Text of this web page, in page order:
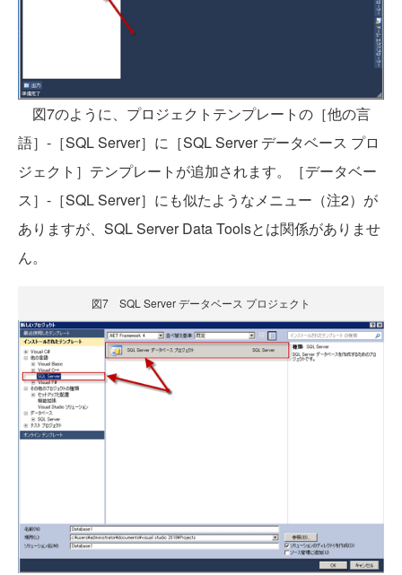
図7のように、プロジェクトテンプレートの［他の言
語］-［SQL Server］に［SQL Server データベース プロ
ジェクト］テンプレートが追加されます。［データベー
ス］-［SQL Server］にも似たようなメニュー（注2）が
ありますが、SQL Server Data Toolsとは関係がありませ
ん。
図7 SQL Server データベース プロジェクト